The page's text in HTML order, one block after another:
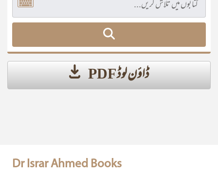
ڈاؤن لوڈ PDF
Dr Israr Ahmed Books